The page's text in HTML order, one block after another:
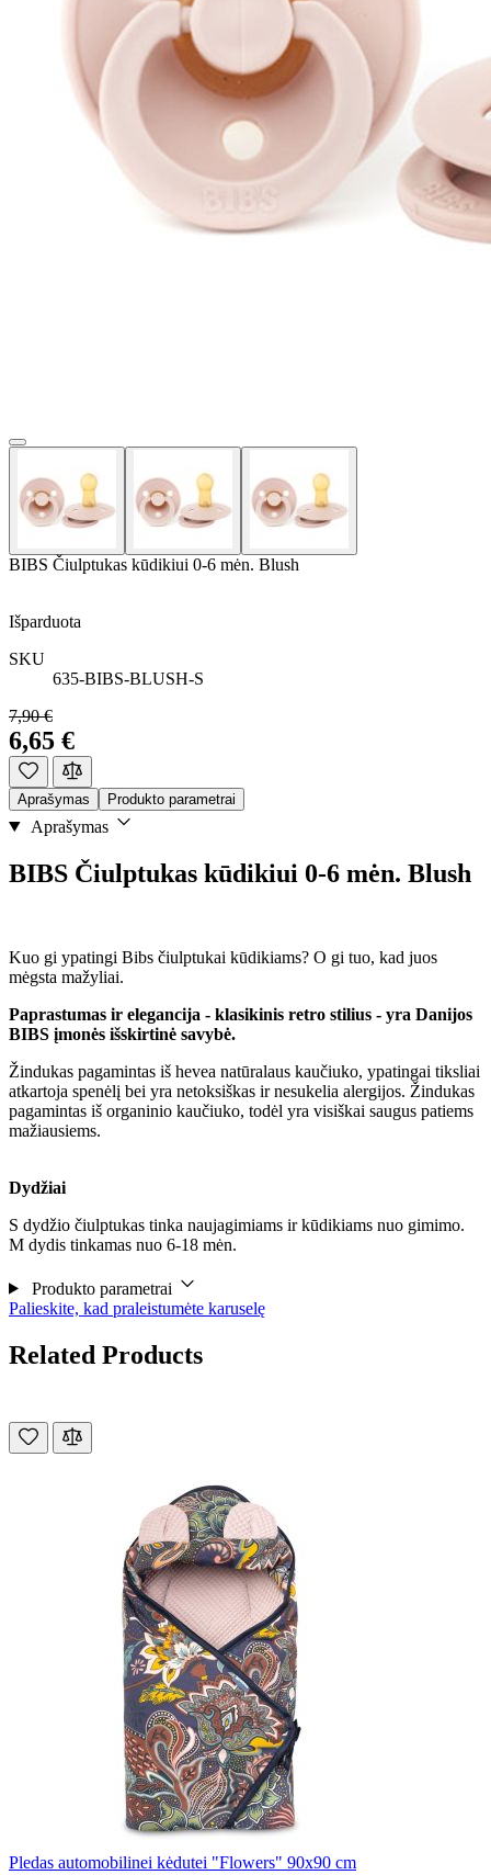
BIBS Čiulptukas kūdikiui 0-6 mėn. Blush
Išparduota
SKU
635-BIBS-BLUSH-S
7,90 €
6,65 €
Aprašymas Produkto parametrai
Aprašymas
BIBS Čiulptukas kūdikiui 0-6 mėn. Blush
Kuo gi ypatingi Bibs čiulptukai kūdikiams? O gi tuo, kad juos
mėgsta mažyliai.
Paprastumas ir elegancija - klasikinis retro stilius - yra Danijos
BIBS įmonės išskirtinė savybė.
Žindukas pagamintas iš hevea natūralaus kaučiuko, ypatingai tiksliai
atkartoja spenėlį bei yra netoksiškas ir nesukelia alergijos. Žindukas
pagamintas iš organinio kaučiuko, todėl yra visiškai saugus patiems
mažiausiems.
Dydžiai
S dydžio čiulptukas tinka naujagimiams ir kūdikiams nuo gimimo.
M dydis tinkamas nuo 6-18 mėn.
Produkto parametrai
Palieskite, kad praleistumėte karuselę
Related Products
Pledas automobilinei kėdutei "Flowers" 90x90 cm